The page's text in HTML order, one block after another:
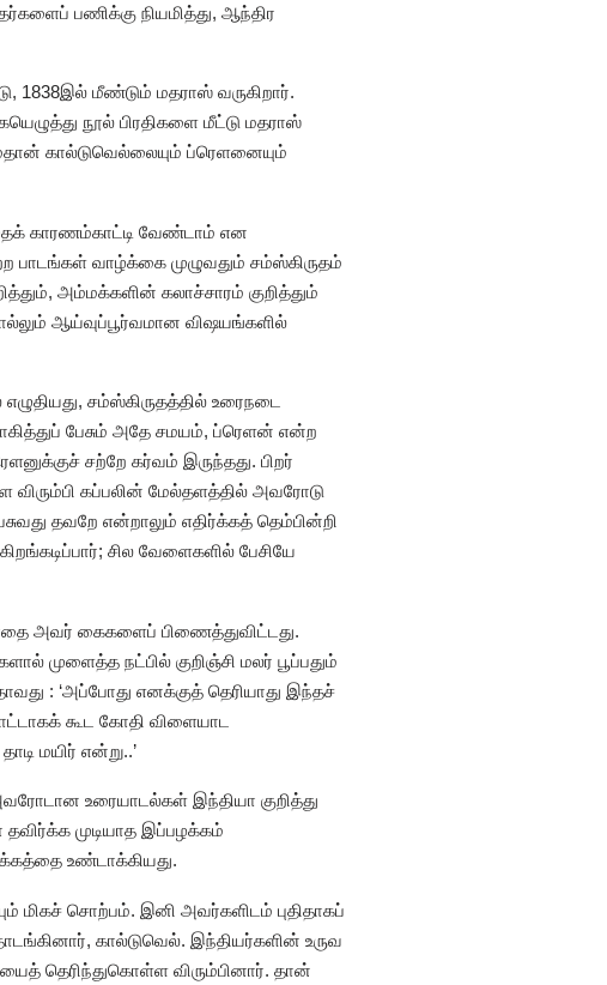
பணிக்கு நியமித்து, ஆந்திர
மீண்டும் மதராஸ் வருகிறார்.
நூல் பிரதிகளை மீட்டு மதராஸ்
கால்டுவெல்லையும் ப்ரெளனையும்
காரணம்காட்டி வேண்டாம் என
பாடங்கள் வாழ்க்கை முழுவதும் சம்ஸ்கிருதம்
அம்மக்களின் கலாச்சாரம் குறித்தும்
ஆய்வுப்பூர்வமான விஷயங்களில்
சம்ஸ்கிருதத்தில் உரைநடை
பேசும் அதே சமயம், ப்ரெளன் என்ற
சற்றே கர்வம் இருந்தது. பிறர்
விரும்பி கப்பலின் மேல்தளத்தில் அவரோடு
தவறே என்றாலும் எதிர்க்கத் தெம்பின்றி
சில வேளைகளில் பேசியே
அவர் கைகளைப் பிணைத்துவிட்டது.
முளைத்த நட்பில் குறிஞ்சி மலர் பூப்பதும்
: ‘அப்போது எனக்குத் தெரியாது இந்தச்
கூட கோதி விளையாட
மயிர் என்று..’
உரையாடல்கள் இந்தியா குறித்து
முடியாத இப்பழக்கம்
உண்டாக்கியது.
மிகச் சொற்பம். இனி அவர்களிடம் புதிதாகப்
கால்டுவெல். இந்தியர்களின் உருவ
தெரிந்துகொள்ள விரும்பினார். தான்